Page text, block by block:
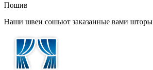
Пошив
Наши швеи сошьют заказанные вами шторы